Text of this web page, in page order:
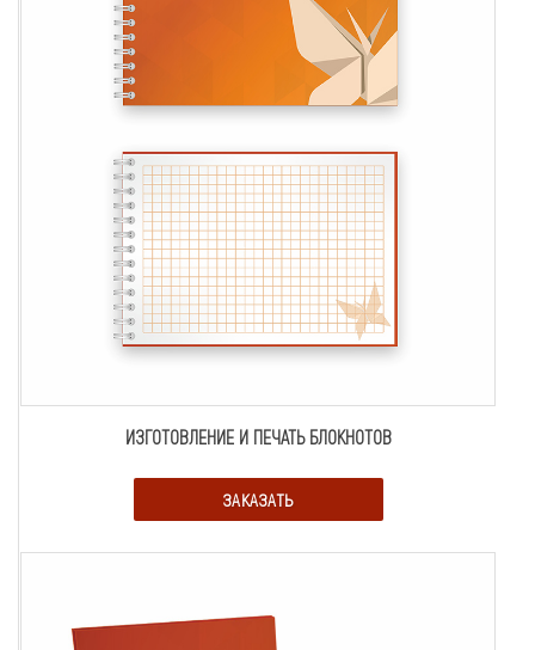
ИЗГОТОВЛЕНИЕ И ПЕЧАТЬ БЛОКНОТОВ
ЗАКАЗАТЬ